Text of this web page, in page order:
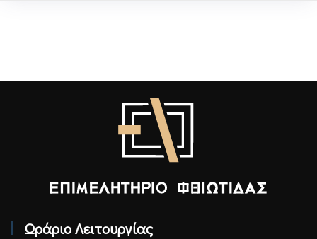
Ωράριο Λειτουργίας